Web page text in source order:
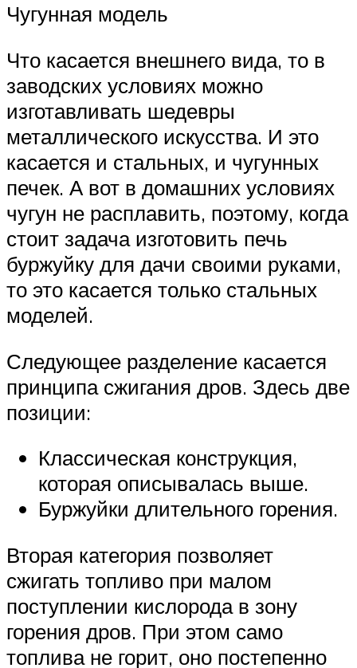
Чугунная модель
Что касается внешнего вида, то в
заводских условиях можно
изготавливать шедевры
металлического искусства. И это
касается и стальных, и чугунных
печек. А вот в домашних условиях
чугун не расплавить, поэтому, когда
стоит задача изготовить печь
буржуйку для дачи своими руками,
то это касается только стальных
моделей.
Следующее разделение касается
принципа сжигания дров. Здесь две
позиции:
Классическая конструкция,
которая описывалась выше.
Буржуйки длительного горения.
Вторая категория позволяет
сжигать топливо при малом
поступлении кислорода в зону
горения дров. При этом само
топлива не горит, оно постепенно